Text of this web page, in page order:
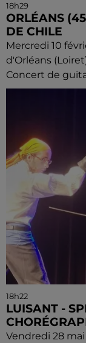
18h29
ORLÉANS
DE CHILE
Mercredi 10
d'Orléans
Concert de
18h22
LUISANT -
Vendredi 28 mai